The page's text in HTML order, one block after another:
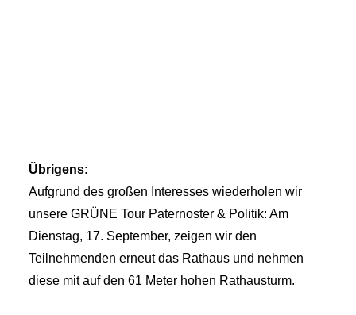
Übrigens:
Aufgrund des großen Interesses wiederholen wir
unsere GRÜNE Tour Paternoster & Politik: Am
Dienstag, 17. September, zeigen wir den
Teilnehmenden erneut das Rathaus und nehmen
diese mit auf den 61 Meter hohen Rathausturm.